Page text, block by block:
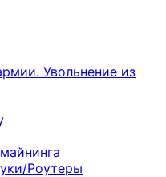
Увольнение из
Роутеры